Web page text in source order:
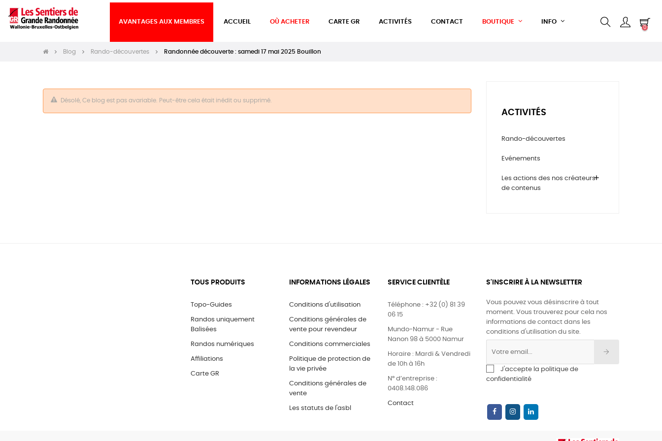
AVANTAGES AUX MEMBRES ACCUEIL OÙ ACHETER CARTE GR ACTIVITÉS CONTACT BOUTIQUE INFO
0
Blog Rando-découvertes Randonnée découverte : samedi 17 mai 2025 Bouillon
Désolé, Ce blog est pas avariable. Peut-être cela était inédit ou supprimé.
ACTIVITÉS
Rando-découvertes
Evénements
Les actions des nos créateurs
de contenus
add
TOUS PRODUITS
Topo-Guides
Randos uniquement
Balisées
Randos numériques
Affiliations
Carte GR
INFORMATIONS LÉGALES
Conditions d'utilisation
Conditions générales de
vente pour revendeur
Conditions commerciales
Politique de protection de
la vie privée
Conditions générales de
vente
Les statuts de l'asbl
SERVICE CLIENTÈLE
Téléphone : +32 (0) 81 39
06 15
Mundo-Namur - Rue
Nanon 98 à 5000 Namur
Horaire : Mardi & Vendredi
de 10h à 16h
N° d’entreprise :
0408.148.086
Contact
S'INSCRIRE À LA NEWSLETTER
Vous pouvez vous désinscrire à tout
moment. Vous trouverez pour cela nos
informations de contact dans les
conditions d'utilisation du site.
J'accepte la politique de
confidentialité